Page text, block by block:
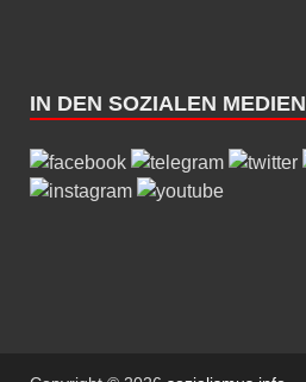
IN DEN SOZIALEN MEDIEN